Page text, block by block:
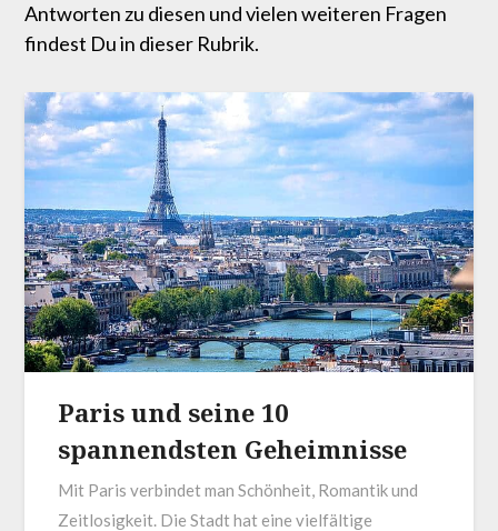
Antworten zu diesen und vielen weiteren Fragen
findest Du in dieser Rubrik.
Paris und seine 10
spannendsten Geheimnisse
Mit Paris verbindet man Schönheit, Romantik und
Zeitlosigkeit. Die Stadt hat eine vielfältige